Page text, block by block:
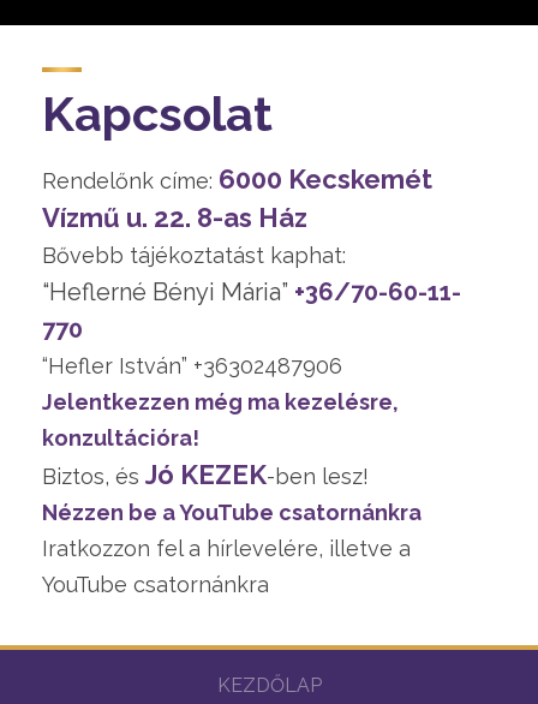
Kapcsolat
Rendelőnk címe: 6000 Kecskemét
Vízmű u. 22. 8-as Ház
Bővebb tájékoztatást kaphat:
“Heflerné Bényi Mária” +36/70-60-11-
770
“Hefler István” +36302487906
Jelentkezzen még ma kezelésre,
konzultációra!
Biztos, és Jó KEZEK-ben lesz!
Nézzen be a YouTube csatornánkra
Iratkozzon fel a hírlevelére, illetve a
YouTube csatornánkra
KEZDŐLAP